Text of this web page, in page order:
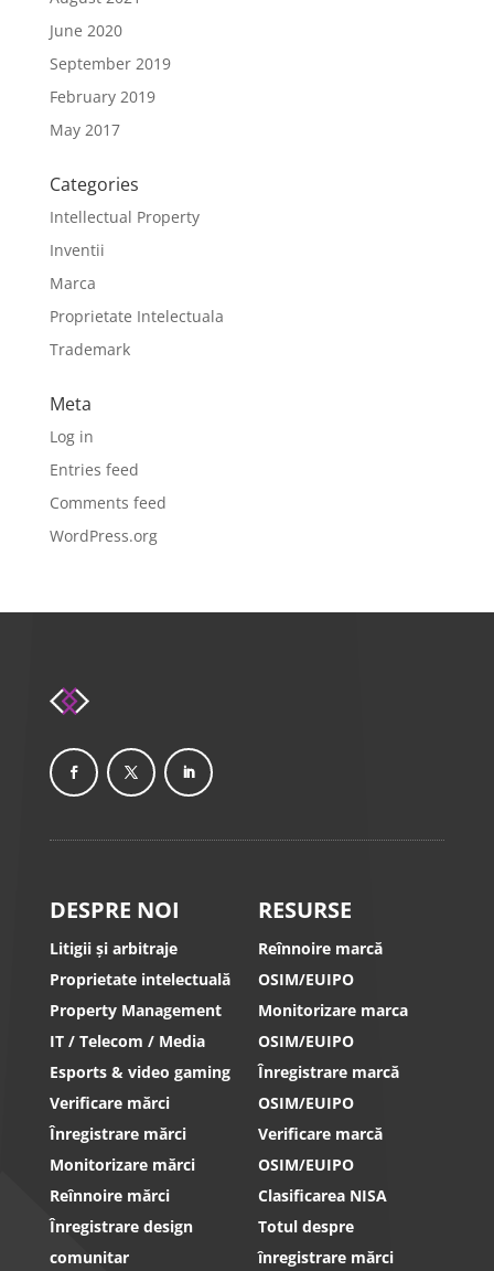
June 2020
September 2019
February 2019
May 2017
Categories
Intellectual Property
Inventii
Marca
Proprietate Intelectuala
Trademark
Meta
Log in
Entries feed
Comments feed
WordPress.org
DESPRE NOI
Litigii și arbitraje
Proprietate intelectuală
Property Management
IT / Telecom / Media
Esports & video gaming
Verificare mărci
Înregistrare mărci
Monitorizare mărci
Reînnoire mărci
Înregistrare design
comunitar
RESURSE
Reînnoire marcă
OSIM/EUIPO
Monitorizare marca
OSIM/EUIPO
Înregistrare marcă
OSIM/EUIPO
Verificare marcă
OSIM/EUIPO
Clasificarea NISA
Totul despre
înregistrare mărci